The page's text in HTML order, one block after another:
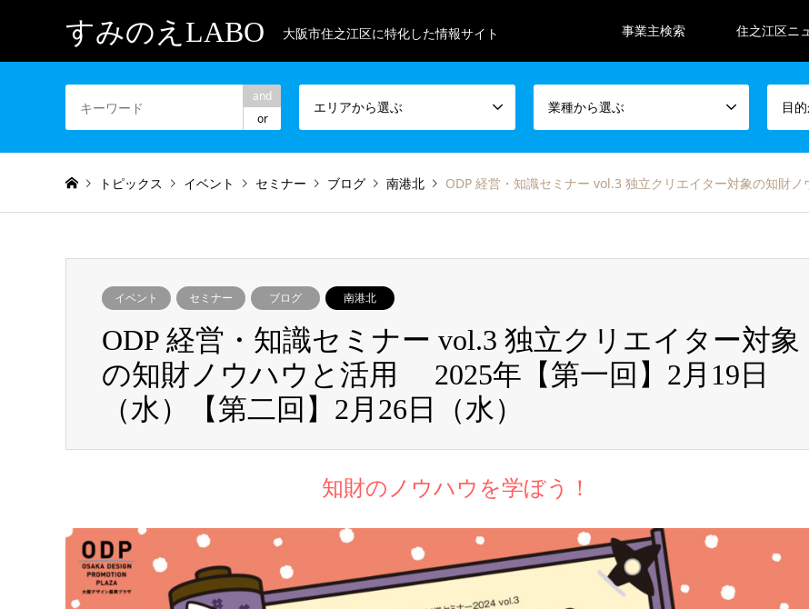
すみのえLABO 大阪市住之江区に特化した情報サイト 事業主検索 住之江区ニ
and
or
エリアから選ぶ 業種から選ぶ 目
トピックス イベント セミナー ブログ 南港北 ODP 経営・知識セミナー vol.3 独立クリエイター対象の知財ノウハ
イベント セミナー ブログ 南港北
ODP 経営・知識セミナー vol.3 独立クリエイター対象
の知財ノウハウと活用 2025年【第一回】2月19日
（水）【第二回】2月26日（水）
知財のノウハウを学ぼう！